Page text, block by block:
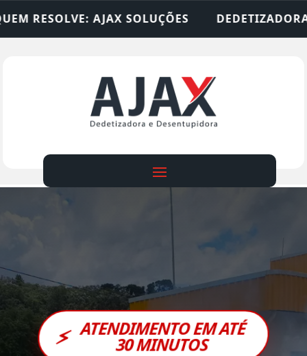
DEDETIZADORA • DESENTUPIDORA •
⚡ ATENDIMENTO EM ATÉ
30 MINUTOS